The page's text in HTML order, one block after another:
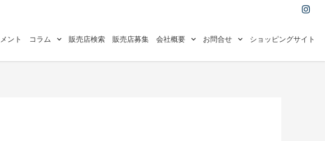
I
n
a
r
ント コラム 販売店検索 販売店募集 会社概要 お問合せ ショッピングサイト